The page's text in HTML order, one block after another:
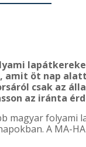
amit öt nap
csak az
az iránta
magyar
A MA-